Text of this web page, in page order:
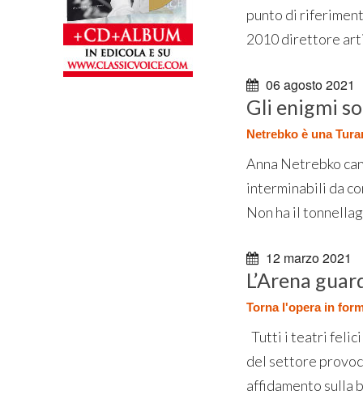
punto di
2010 direttore
06 agosto 2021
Gli enigmi
Netrebko è una
Anna Netrebko
interminabili da
Non ha il
12 marzo 2021
L’Arena
Torna l'opera in
Tutti i teatri felici
del settore
affidamento sulla